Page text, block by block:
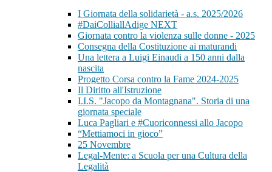
I Giornata della solidarietà - a.s. 2025/2026
#DaiColliallAdige NEXT
Giornata contro la violenza sulle donne - 2025
Consegna della Costituzione ai maturandi
Una lettera a Luigi Einaudi a 150 anni dalla
nascita
Progetto Corsa contro la Fame 2024-2025
Il Diritto all'Istruzione
I.I.S. "Jacopo da Montagnana". Storia di una
giornata speciale
Luca Pagliari e #Cuoriconnessi allo Jacopo
“Mettiamoci in gioco”
25 Novembre
Legal-Mente: a Scuola per una Cultura della
Legalità